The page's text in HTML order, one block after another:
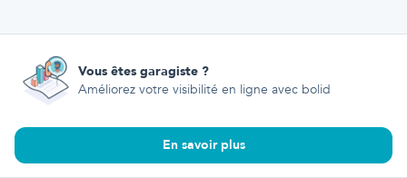
Vous êtes garagiste ?
Améliorez votre visibilité en ligne avec bolid
En savoir plus